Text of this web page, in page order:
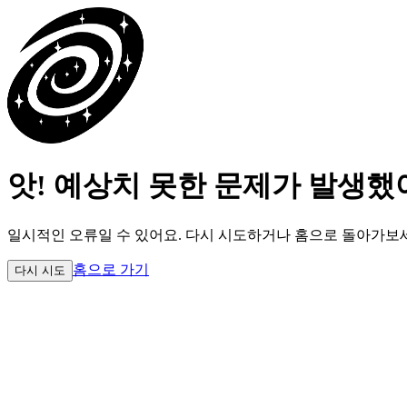
앗! 예상치 못한 문제가 발생했
일시적인 오류일 수 있어요. 다시 시도하거나 홈으로 돌아가보
다시 시도 홈으로 가기